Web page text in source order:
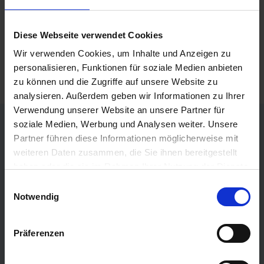
Diese Webseite verwendet Cookies
Wir verwenden Cookies, um Inhalte und Anzeigen zu
personalisieren, Funktionen für soziale Medien anbieten
zu können und die Zugriffe auf unsere Website zu
analysieren. Außerdem geben wir Informationen zu Ihrer
Verwendung unserer Website an unsere Partner für
soziale Medien, Werbung und Analysen weiter. Unsere
Partner führen diese Informationen möglicherweise mit
weiteren Daten zusammen, die Sie ihnen bereitgestellt
Notwendig
Präferenzen
ab €1.329,-
Zum Angebot
TOP Reedereien
AIDA Kreuzfahrten
Mein Schiff(TUI Cruises)
Phoenix Kreuzfahrten
MSC Cruises